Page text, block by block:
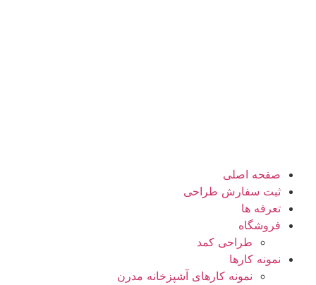
صفحه اصلی
ثبت سفارش طراحی
تعرفه ها
فروشگاه
طراحی کمد
نمونه کارها
نمونه کارهای آشپزخانه مدرن